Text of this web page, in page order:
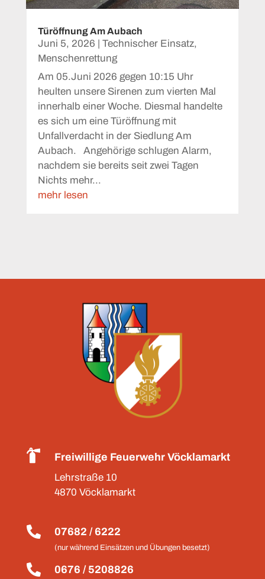
Türöffnung Am Aubach
Juni 5, 2026 Technischer Einsatz,
Menschenrettung
Am 05.Juni 2026 gegen 10:15 Uhr
heulten unsere Sirenen zum vierten Mal
innerhalb einer Woche. Diesmal handelte
es sich um eine Türöffnung mit
Unfallverdacht in der Siedlung Am
Aubach. Angehörige schlugen Alarm,
nachdem sie bereits seit zwei Tagen
Nichts mehr...
mehr lesen
 Freiwillige Feuerwehr Vöcklamarkt
Lehrstraße 10
4870 Vöcklamarkt
 07682 / 6222
(nur während Einsätzen und Übungen besetzt)
 0676 / 5208826